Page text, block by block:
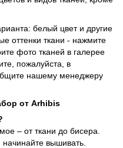
белый цвет и другие
оттенки ткани - нажмите
фото тканей в галерее
пожалуйста, в
нашему менеджеру
от Arhibis
– от ткани до бисера.
начинайте вышивать.